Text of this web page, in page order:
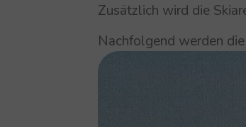
Zusätzlich wird die
Nachfolgend werden
Show larger version for: